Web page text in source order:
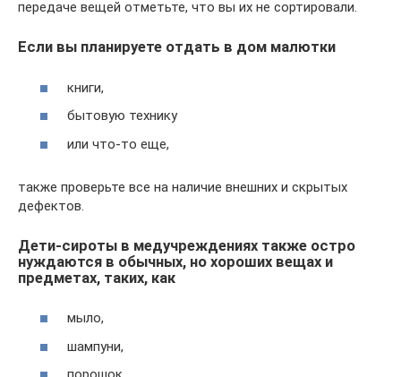
передаче вещей отметьте, что вы их не сортировали.
Если вы планируете отдать в дом малютки
книги,
бытовую технику
или что-то еще,
также проверьте все на наличие внешних и скрытых
дефектов.
Дети-сироты в медучреждениях также остро
нуждаются в обычных, но хороших вещах и
предметах, таких, как
мыло,
шампуни,